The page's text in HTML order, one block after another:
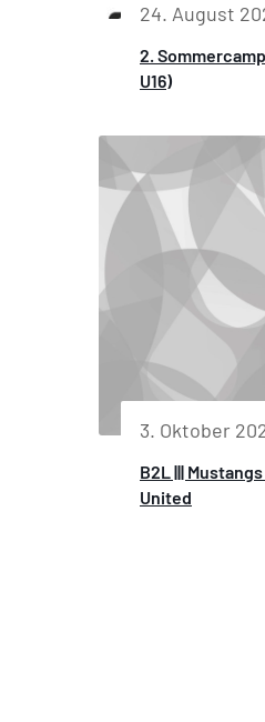
24. August
2.
U16)
3. Oktober
B2L |||
United